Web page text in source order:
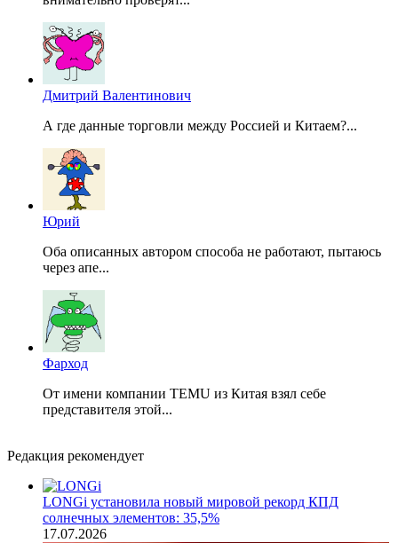
Дмитрий Валентинович
А где данные торговли между Россией и Китаем?...
Юрий
Оба описанных автором способа не работают, пытаюсь
через апе...
Фарход
От имени компании TEMU из Китая взял себе
представителя этой...
Редакция рекомендует
LONGi установила новый мировой рекорд КПД
солнечных элементов: 35,5%
17.07.2026